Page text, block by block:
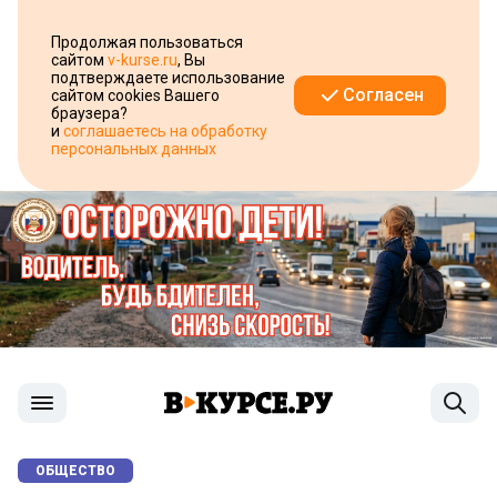
Продолжая пользоваться
сайтом v-kurse.ru, Вы
подтверждаете использование
сайтом cookies Вашего
браузера?
и соглашаетесь на обработку
персональных данных
Согласен
ОБЩЕСТВО